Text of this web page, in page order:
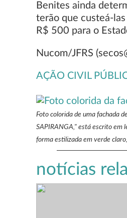
Benites ainda
terão que custeá-
R$ 500 para o
Nucom/JFRS
AÇÃO CIVIL
Foto colorida de uma fachada
SAPIRANGA," está escrito em
forma estilizada em verde
notícias